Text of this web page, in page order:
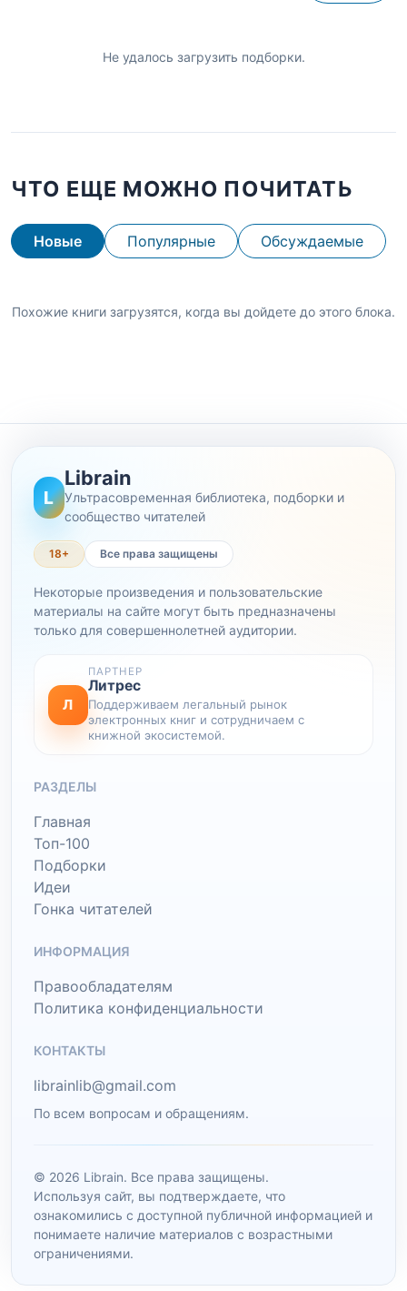
Не удалось загрузить подборки.
ЧТО ЕЩЕ МОЖНО ПОЧИТАТЬ
Новые Популярные Обсуждаемые
Похожие книги загрузятся, когда вы дойдете до этого блока.
L
Librain
Ультрасовременная библиотека, подборки и
сообщество читателей
18+ Все права защищены
Некоторые произведения и пользовательские
материалы на сайте могут быть предназначены
только для совершеннолетней аудитории.
Л
ПАРТНЕР
Литрес
Поддерживаем легальный рынок
электронных книг и сотрудничаем с
книжной экосистемой.
РАЗДЕЛЫ
Главная
Топ-100
Подборки
Идеи
Гонка читателей
ИНФОРМАЦИЯ
Правообладателям
Политика конфиденциальности
КОНТАКТЫ
librainlib@gmail.com
По всем вопросам и обращениям.
© 2026 Librain. Все права защищены.
Используя сайт, вы подтверждаете, что
ознакомились с доступной публичной информацией и
понимаете наличие материалов с возрастными
ограничениями.